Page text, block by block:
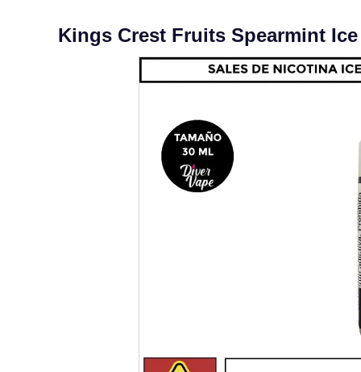
Kings Crest Fruits Spearmint